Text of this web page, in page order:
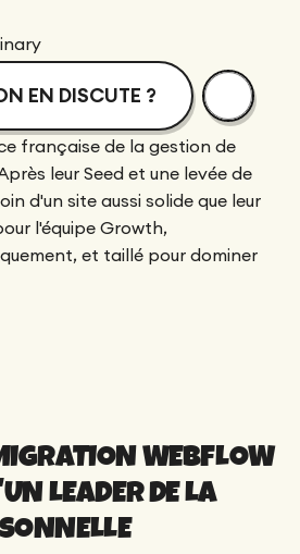
SEO/GEO
EN DISCUTE ?
française de la gestion de
leur Seed et une levée de
d'un site aussi solide que leur
l'équipe Growth,
et taillé pour dominer
WEBFLOW
LEADER DE LA